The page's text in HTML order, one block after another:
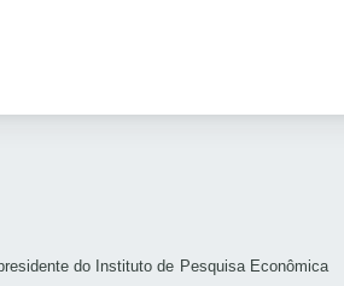
do Instituto de Pesquisa Econômica